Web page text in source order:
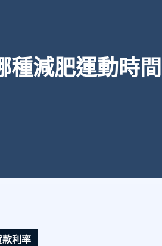
種減肥運動時
款利率